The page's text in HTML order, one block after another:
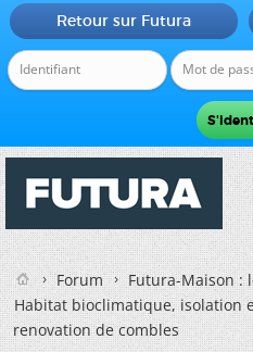
Retour sur Futura
Forum
Futura-Maison :
Habitat bioclimatique, isolation
renovation de combles